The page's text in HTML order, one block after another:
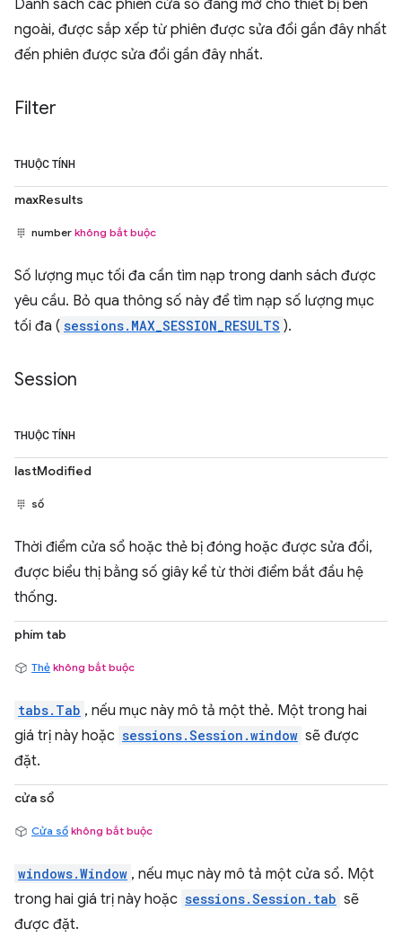
Danh sách các phiên cửa sổ đang mở cho thiết bị bên
ngoài, được sắp xếp từ phiên được sửa đổi gần đây nhất
đến phiên được sửa đổi gần đây nhất.
Filter
THUỘC TÍNH
maxResults
number không bắt buộc
Số lượng mục tối đa cần tìm nạp trong danh sách được
yêu cầu. Bỏ qua thông số này để tìm nạp số lượng mục
tối đa ( sessions.MAX_SESSION_RESULTS ).
Session
THUỘC TÍNH
lastModified
số
Thời điểm cửa sổ hoặc thẻ bị đóng hoặc được sửa đổi,
được biểu thị bằng số giây kể từ thời điểm bắt đầu hệ
thống.
phím tab
Thẻ không bắt buộc
tabs.Tab , nếu mục này mô tả một thẻ. Một trong hai
giá trị này hoặc sessions.Session.window sẽ được
đặt.
cửa sổ
Cửa sổ không bắt buộc
windows.Window , nếu mục này mô tả một cửa sổ. Một
trong hai giá trị này hoặc sessions.Session.tab sẽ
được đặt.